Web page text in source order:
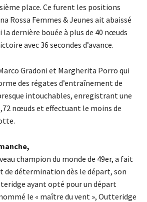
place. Ce furent les positions
Rossa Femmes & Jeunes ait abaissé
dernière bouée à plus de 40 nœuds
avec 36 secondes d’avance.
Gradoni et Margherita Porro qui
des régates d’entraînement de
intouchables, enregistrant une
nœuds et effectuant le moins de
champion du monde de 49er, a fait
de détermination dès le départ, son
ayant opté pour un départ
le « maître du vent », Outteridge